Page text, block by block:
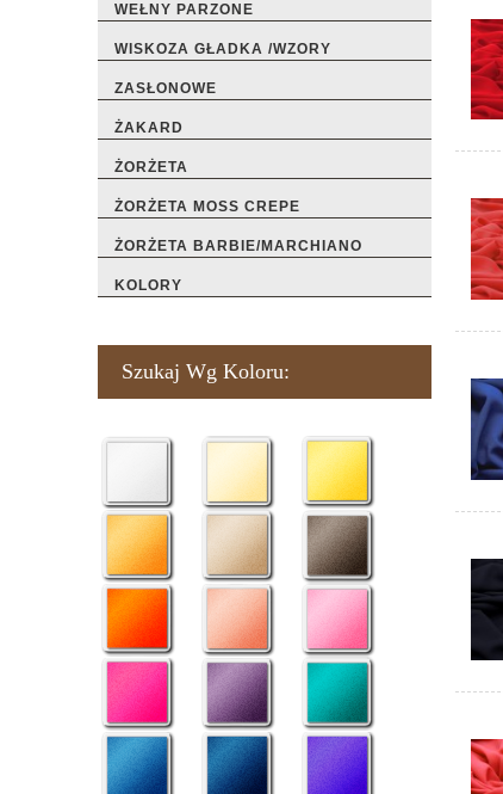
WEŁNY PARZONE
WISKOZA GŁADKA /WZORY
ZASŁONOWE
ŻAKARD
ŻORŻETA
ŻORŻETA MOSS CREPE
ŻORŻETA BARBIE/MARCHIANO
KOLORY
Szukaj Wg Koloru: